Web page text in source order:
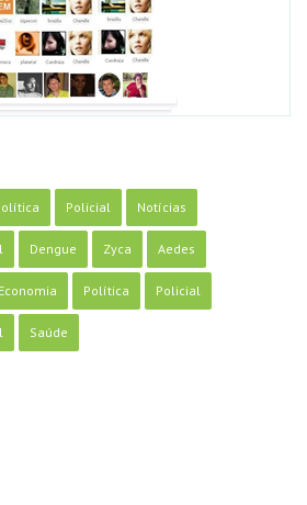
Policial Notícias
Dengue Zyca Aedes
Economia Política Policial
Saúde